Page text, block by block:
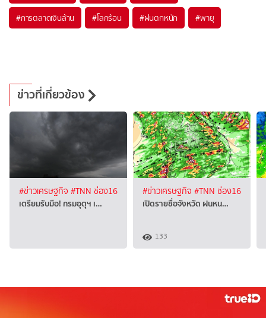
#การตลาดเงินล้าน #โลกร้อน #ฝนตกหนัก #พายุ
ข่าวที่เกี่ยวข้อง
#ข่าวเศรษฐกิจ #TNN ช่อง16
เตรียมรับมือ! กรมอุตุฯ เ…
#ข่าวเศรษฐกิจ #TNN ช่อง16
เปิดรายชื่อจังหวัด ฝนหน…
133